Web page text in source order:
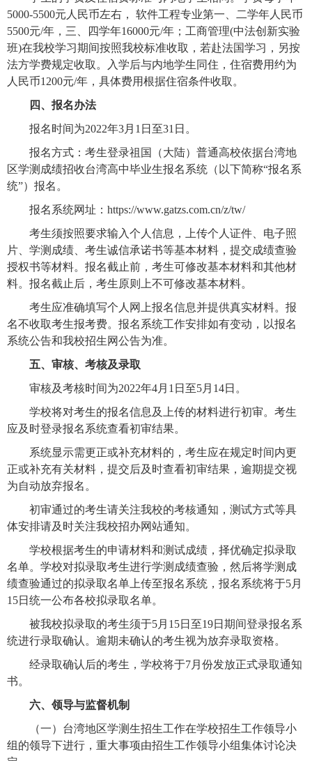
5000-5500元人民币左右， 软件工程专业第一、二学年人民币
5500元/年，三、四学年16000元/年；工商管理(中法创新实验
班)在我校学习期间按照我校标准收取，若赴法国学习，另按
法方学费规定收取。入学后与内地学生同住，住宿费用约为
人民币1200元/年，具体费用根据住宿条件收取。
四、报名办法
报名时间为2022年3月 1 日至31 日。
报名方式：考生登录祖国（大陆）普通高校依据台湾地
区学测成绩招收台湾高中毕业生报名系统（以下简称“报名系
统”）报名。
报名系统网址： https://www.gatzs.com.cn/z/tw/
考生须按照要求输入个人信息，上传个人证件、电子照
片、学测成绩、考生诚信承诺书等基本材料，提交成绩查验
授权书等材料。报名截止前，考生可修改基本材料和其他材
料。报名截止后，考生原则上不可修改基本材料。
考生应准确填写个人网上报名信息并提供真实材料。报
名不收取考生报考费。报名系统工作安排如有变动，以报名
系统公告和我校招生网公告为准。
五、审核、考核及录取
审核及考核时间为2022年4月 1 日至5月 14日。
学校将对考生的报名信息及上传的材料进行初审。考生
应及时登录报名系统查看初审结果。
系统显示需更正或补充材料的，考生应在规定时间内更
正或补充有关材料，提交后及时查看初审结果，逾期提交视
为自动放弃报名。
初审通过的考生请关注我校的考核通知，测试方式等具
体安排请及时关注我校招办网站通知。
学校根据考生的申请材料和测试成绩，择优确定拟录取
名单。学校对拟录取考生进行学测成绩查验，然后将学测成
绩查验通过的拟录取名单上传至报名系统，报名系统将于5月
15日统一公布各校拟录取名单。
被我校拟录取的考生须于5月 15日至19日期间登录报名系
统进行录取确认。逾期未确认的考生视为放弃录取资格。
经录取确认后的考生，学校将于7月份发放正式录取通知
书。
六、领导与监督机制
（一）台湾地区学测生招生工作在学校招生工作领导小
组的领导下进行，重大事项由招生工作领导小组集体讨论决